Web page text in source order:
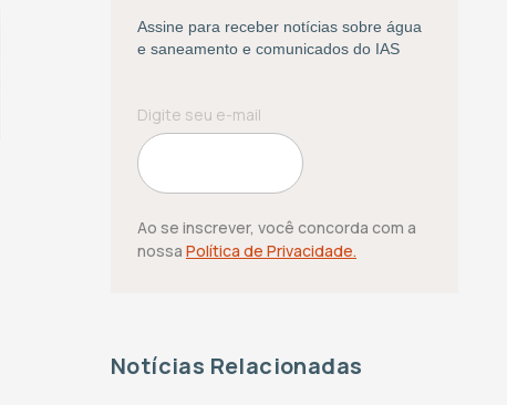
Assine para receber notícias sobre água
e saneamento e comunicados do IAS
Ao se inscrever, você concorda com a
nossa Política de Privacidade.
Notícias Relacionadas